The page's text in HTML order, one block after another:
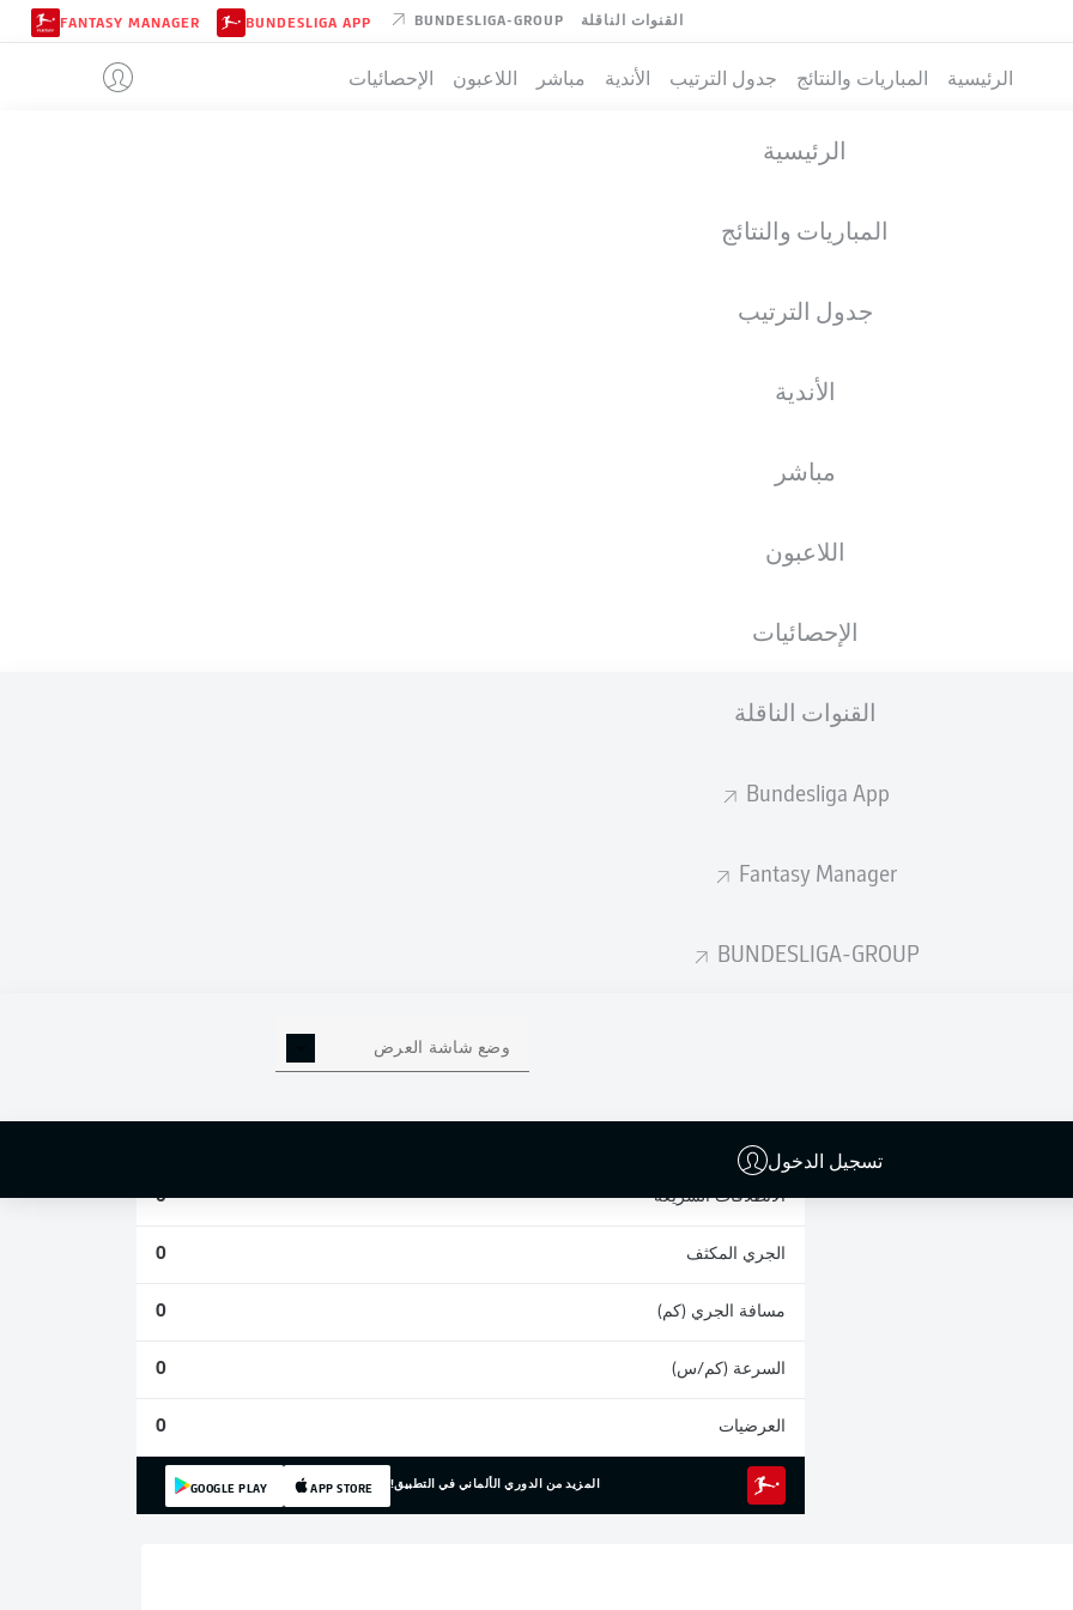
القنوات الناقلة BUNDESLIGA-GROUP
BUNDESLIGA APP
FANTASY MANAGER
الرئيسية المباريات والنتائج جدول الترتيب الأندية مباشر اللاعبون الإحصائيات
الرئيسية
المباريات والنتائج
جدول الترتيب
الأندية
مباشر
اللاعبون
الإحصائيات
القنوات الناقلة
Bundesliga App
Fantasy Manager
BUNDESLIGA-GROUP
وضع شاشة العرض
تسجيل الدخول
21.03.1996
إحصائيات موسم 2026/2027
الانطلاقات السريعة 0
الجري المكثف 0
مسافة الجري (كم) 0
السرعة (كم/س) 0
العرضيات 0
المزيد من الدوري الألماني في التطبيق! APP STORE
GOOGLE PLAY